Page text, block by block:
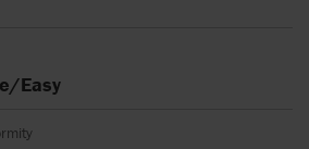
Easy